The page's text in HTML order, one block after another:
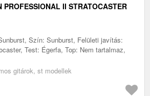
PROFESSIONAL II STRATOCASTER
Szín: Sunburst, Felületi javítás:
Test: Égerfa, Top: Nem tartalmaz,
gitárok, st modellek